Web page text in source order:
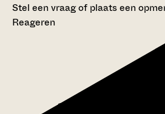
Stel een vraag of plaats een
Reageren